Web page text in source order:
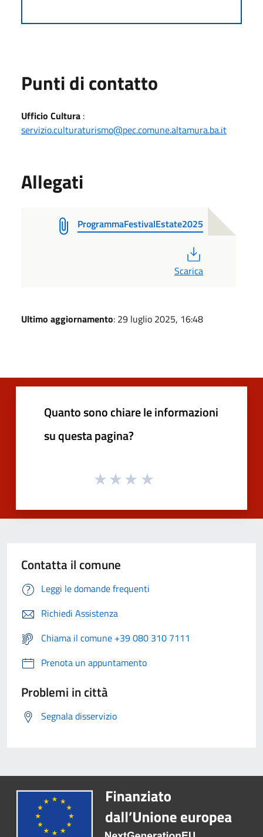
Punti di contatto
Ufficio Cultura :
servizio.culturaturismo@pec.comune.altamura.ba.it
Allegati
ProgrammaFestivalEstate2025
Scarica
Ultimo aggiornamento: 29 luglio 2025, 16:48
Quanto sono chiare le informazioni
su questa pagina?
Contatta il comune
Leggi le domande frequenti
Richiedi Assistenza
Chiama il comune +39 080 310 7111
Prenota un appuntamento
Problemi in città
Segnala disservizio